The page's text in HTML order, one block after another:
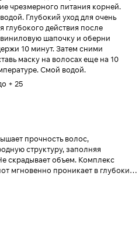
чрезмерного питания корней.
Глубокий уход для очень
глубокого действия после
шапочку и оберни
10 минут. Затем сними
маску на волосах еще на 10
Смой водой.
+ 25
прочность волос,
структуру, заполняя
скрадывает объем. Комплекс
мгновенно проникает в глубокие
реконструирует стержень и